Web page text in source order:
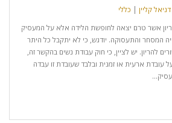
קליין | כללי
אשר טרם יצאה לחופשת הלידה אלא על המעסיק
המסחר והתעסוקה. יודגש, כי לא יתקבל כל היתר
להריון. יש לציין, כי חוק עבודת נשים בהקשר זה,
עובדת ארעית או זמנית ובלבד שעובדת זו עבדה